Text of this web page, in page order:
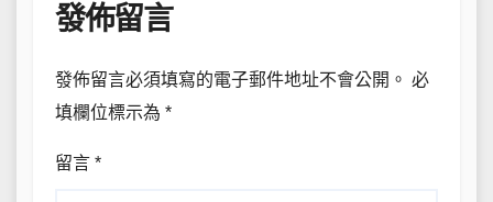
發佈留言
發佈留言必須填寫的電子郵件地址不會公開。 必
填欄位標示為 *
留言 *